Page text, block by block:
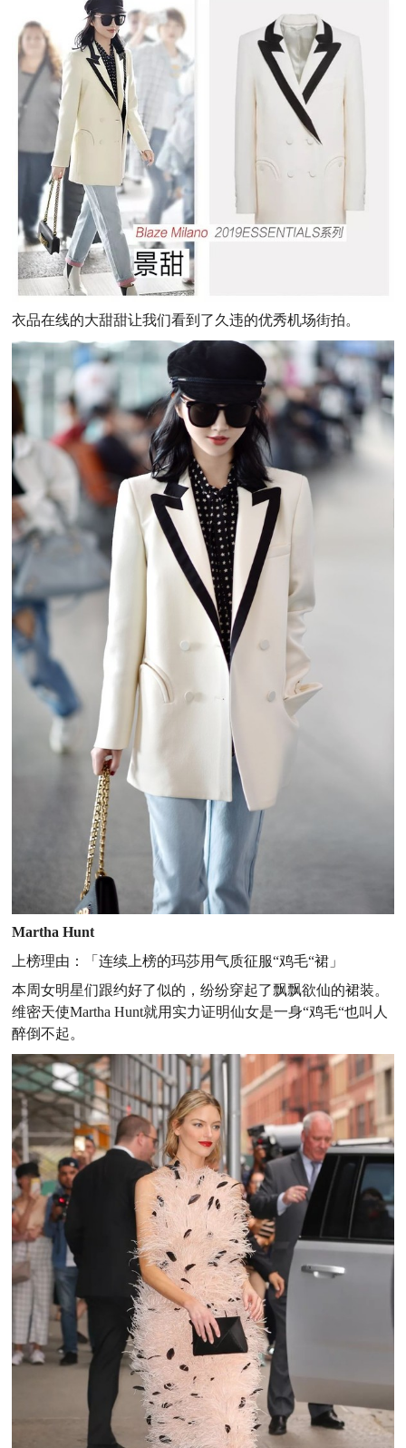
衣品在线的大甜甜让我们看到了久违的优秀机场街拍。
Martha Hunt
上榜理由：
「连续上榜的玛莎用气质征服“鸡毛“裙」
本周女明星们跟约好了似的，纷纷穿起了飘飘欲仙的裙装。
维密天使Martha Hunt就用实力证明仙女是一身“鸡毛“也叫人
醉倒不起。